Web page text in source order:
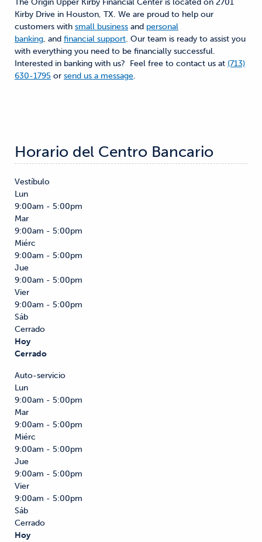
Kirby Drive in Houston, TX. We are proud to help our
customers with small business and personal
banking, and financial support. Our team is ready to assist you
with everything you need to be financially successful.
Interested in banking with us? Feel free to contact us at (713)
630-1795 or send us a message.
Horario del Centro Bancario
Vestíbulo
Lun
9:00am - 5:00pm
Mar
9:00am - 5:00pm
Miérc
9:00am - 5:00pm
Jue
9:00am - 5:00pm
Vier
9:00am - 5:00pm
Sáb
Cerrado
Hoy
Cerrado
Auto-servicio
Lun
9:00am - 5:00pm
Mar
9:00am - 5:00pm
Miérc
9:00am - 5:00pm
Jue
9:00am - 5:00pm
Vier
9:00am - 5:00pm
Sáb
Cerrado
Hoy